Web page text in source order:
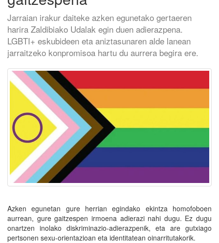
Jarraian irakur daiteke azken egunetako gertaeren
harira Zaldibiako Udalak egin duen adierazpena.
LGBTI+ eskubideen eta aniztasunaren alde lanean
jarraitzeko konpromisoa hartu du aurrera begira ere.
Azken egunetan gure herrian egindako ekintza homofoboen
aurrean, gure gaitzespen irmoena adierazi nahi dugu. Ez dugu
onartzen inolako diskriminazio-adierazpenik, eta are gutxiago
pertsonen sexu-orientazioan eta identitatean oinarritutakorik.